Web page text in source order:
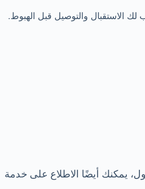
لك الاستقبال والتوصيل قبل الهبوط.
يمكنك أيضًا الاطلاع على خدمة